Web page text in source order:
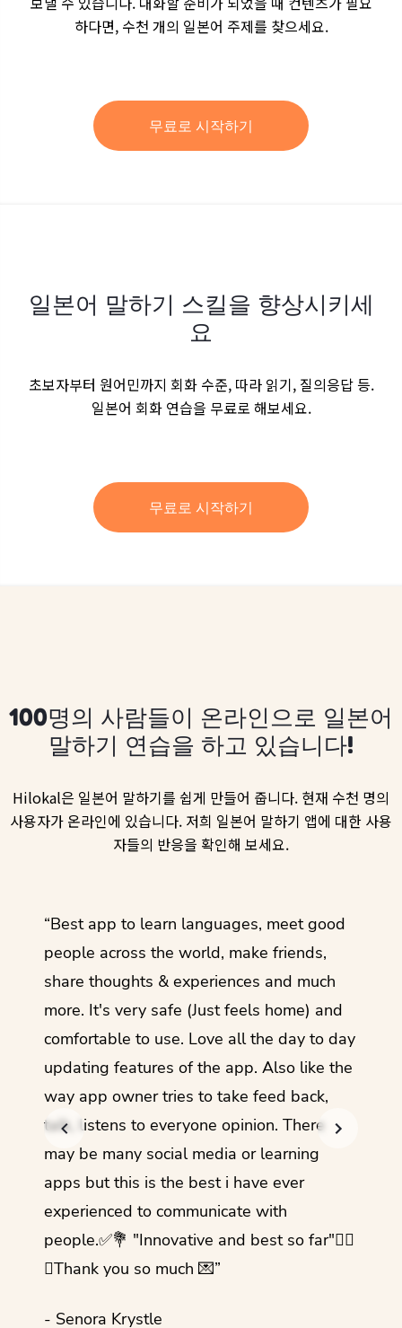
하다면, 수천 개의 일본어 주제를 찾으세요.
무료로 시작하기
일본어 말하기 스킬을 향상시키세
요
초보자부터 원어민까지 회화 수준, 따라 읽기, 질의응답 등.
일본어 회화 연습을 무료로 해보세요.
무료로 시작하기
100명의 사람들이 온라인으로 일본어
말하기 연습을 하고 있습니다!
Hilokal은 일본어 말하기를 쉽게 만들어 줍니다. 현재 수천 명의
사용자가 온라인에 있습니다. 저희 일본어 말하기 앱에 대한 사용
자들의 반응을 확인해 보세요.
“Best app to learn languages, meet good
people across the world, make friends,
share thoughts & experiences and much
more. It's very safe (Just feels home) and
comfortable to use. Love all the day to day
updating features of the app. Also like the
way app owner tries to take feed back,
talk, listens to everyone opinion. There
may be many social media or learning
apps but this is the best i have ever
experienced to communicate with
people.✅💐 "Innovative and best so far"✌🏻
💜Thank you so much 💌”
- Senora Krystle